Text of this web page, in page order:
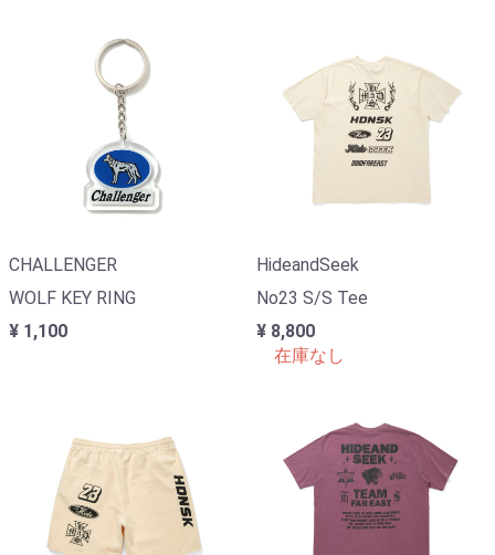
CHALLENGER
WOLF KEY RING
¥ 1,100
HideandSeek
No23 S/S Tee
¥ 8,800
在庫なし